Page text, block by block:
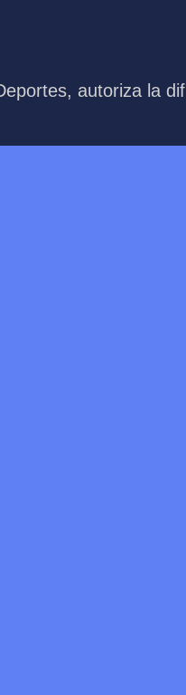
autoriza la